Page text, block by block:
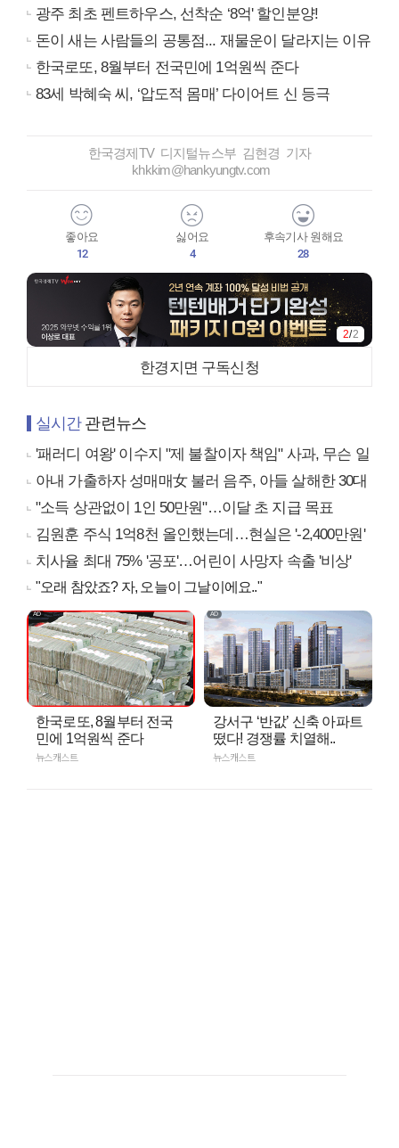
광주 최초 펜트하우스, 선착순 ‘8억' 할인분양!
돈이 새는 사람들의 공통점... 재물운이 달라지는 이유
한국로또, 8월부터 전국민에 1억원씩 준다
83세 박혜숙 씨, ‘압도적 몸매’ 다이어트 신 등극
한국경제TV 디지털뉴스부 김현경 기자
khkkim@hankyungtv.com
좋아요
12
싫어요
4
후속기사 원해요
28
2/2
한경지면 구독신청
실시간관련뉴스
'패러디 여왕' 이수지 "제 불찰이자 책임" 사과, 무슨 일
아내 가출하자 성매매女 불러 음주, 아들 살해한 30대
"소득 상관없이 1인 50만원"…이달 초 지급 목표
김원훈 주식 1억8천 올인했는데…현실은 '-2,400만원'
치사율 최대 75% '공포'…어린이 사망자 속출 '비상'
"오래 참았죠? 자, 오늘이 그날이에요.."
한국로또, 8월부터 전국
민에 1억원씩 준다
뉴스캐스트
강서구 ‘반값’ 신축 아파트
떴다! 경쟁률 치열해..
뉴스캐스트